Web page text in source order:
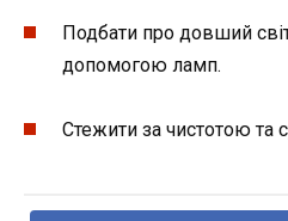
Подбати про довший
допомогою ламп.
Стежити за чистотою та